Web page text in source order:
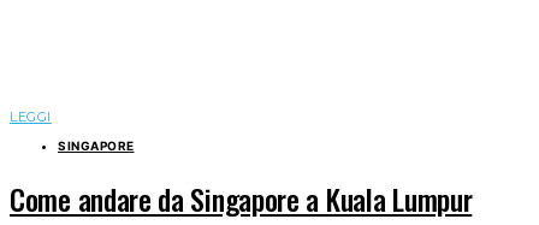
LEGGI
SINGAPORE
Come andare da Singapore a Kuala Lumpur